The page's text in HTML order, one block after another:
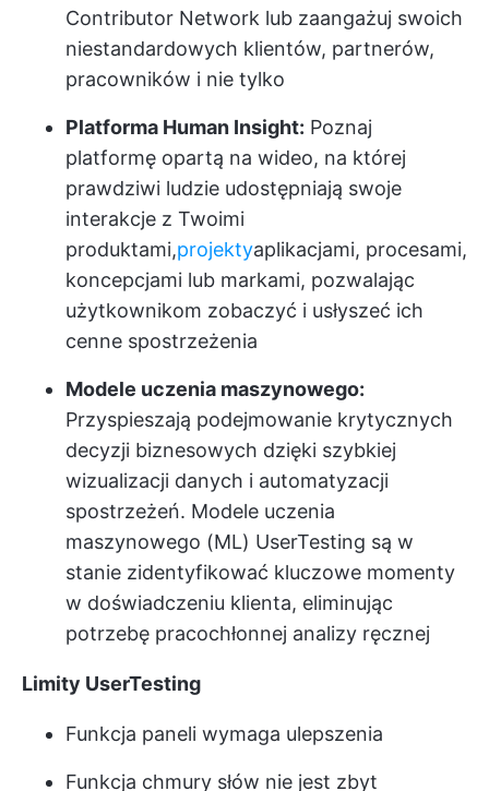
Contributor Network lub zaangażuj swoich
niestandardowych klientów, partnerów,
pracowników i nie tylko
Platforma Human Insight: Poznaj
platformę opartą na wideo, na której
prawdziwi ludzie udostępniają swoje
interakcje z Twoimi
produktami,projektyaplikacjami, procesami,
koncepcjami lub markami, pozwalając
użytkownikom zobaczyć i usłyszeć ich
cenne spostrzeżenia
Modele uczenia maszynowego:
Przyspieszają podejmowanie krytycznych
decyzji biznesowych dzięki szybkiej
wizualizacji danych i automatyzacji
spostrzeżeń. Modele uczenia
maszynowego (ML) UserTesting są w
stanie zidentyfikować kluczowe momenty
w doświadczeniu klienta, eliminując
potrzebę pracochłonnej analizy ręcznej
Limity UserTesting
Funkcja paneli wymaga ulepszenia
Funkcja chmury słów nie jest zbyt